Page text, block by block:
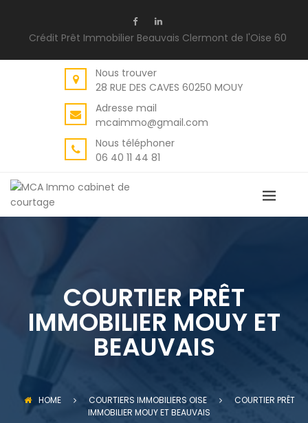
Crédit Prêt Immobilier Beauvais Clermont de l'Oise 60
Nous trouver
28 RUE DES CAVES 60250 MOUY
Adresse mail
mcaimmo@gmail.com
Nous téléphoner
06 40 11 44 81
COURTIER PRÊT
IMMOBILIER MOUY ET
BEAUVAIS
HOME COURTIERS IMMOBILIERS OISE
COURTIER PRÊT
IMMOBILIER MOUY ET BEAUVAIS
NOS SERVICES
CRÉDITS PRÊTS IMMOBILIERS
DÉFISCALISATION IMMOBILIÈRE
RECHERCHE DE BIENS IMMOBILIERS
RACHATS DE PRÊTS